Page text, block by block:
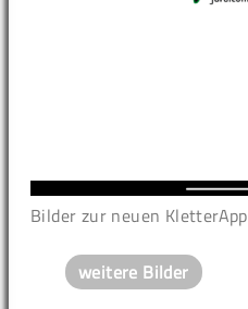
Bilder zur neuen KletterApp
weitere Bilder